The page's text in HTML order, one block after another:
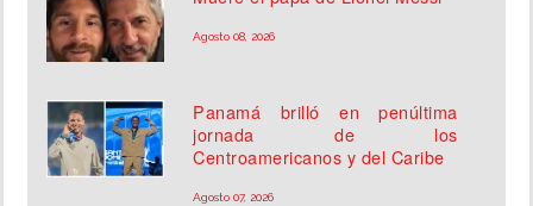
Agosto 08, 2026
Panamá brilló en penúltima
jornada de los
Centroamericanos y del Caribe
Agosto 07, 2026